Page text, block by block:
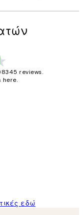
reviews.
here.
εδώ